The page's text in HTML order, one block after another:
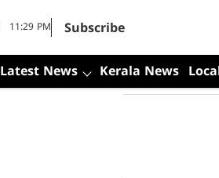
11:29 PM Subscribe
Latest News Kerala News